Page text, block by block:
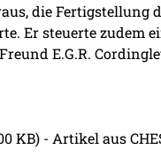
die
Er steuerte zudem
E.G.R.
KB) - Artikel aus